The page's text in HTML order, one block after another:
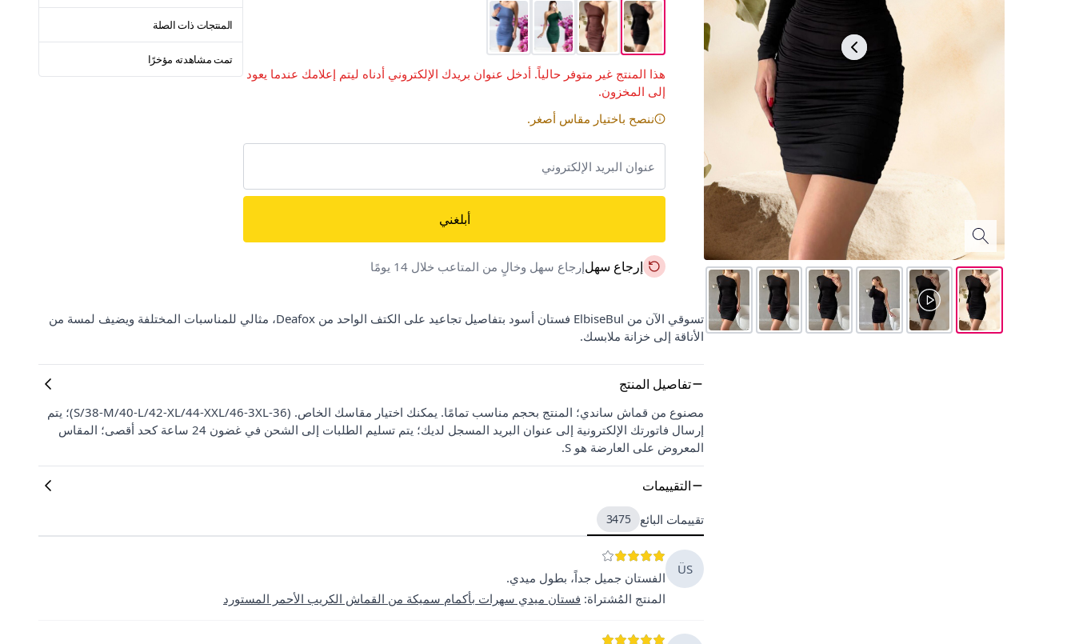
هذا المنتج غير متوفر حالياً. أدخل عنوان بريدك الإلكتروني أدناه ليتم إعلامك عندما يعود
إلى المخزون.
ننصح باختيار مقاس أصغر.
أبلغني
إرجاع سهلإرجاع سهل وخالٍ من المتاعب خلال 14 يومًا
المنتجات ذات الصلة
تمت مشاهدته مؤخرًا
تسوقي الآن من ElbiseBul فستان أسود بتفاصيل تجاعيد على الكتف الواحد من Deafox، مثالي للمناسبات المختلفة ويضيف لمسة من
الأناقة إلى خزانة ملابسك.
تفاصيل المنتج
مصنوع من قماش ساندي؛ المنتج بحجم مناسب تمامًا. يمكنك اختيار مقاسك الخاص. (36-S/38-M/40-L/42-XL/44-XXL/46-3XL)؛ يتم
إرسال فاتورتك الإلكترونية إلى عنوان البريد المسجل لديك؛ يتم تسليم الطلبات إلى الشحن في غضون 24 ساعة كحد أقصى؛ المقاس
المعروض على العارضة هو S.
التقييمات
تقييمات البائع 3475
ÜS
الفستان جميل جداً، بطول ميدي.
المنتج المُشتراة: فستان ميدي سهرات بأكمام سميكة من القماش الكريب الأحمر المستورد